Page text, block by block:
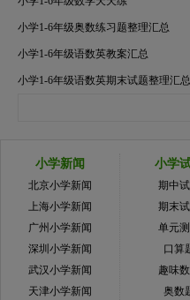
小学1-6年级奥数练习题整理汇总
小学1-6年级语数英教案汇总
小学1-6年级语数英期末试题整理汇总
小学新闻
北京小学新闻
上海小学新闻
广州小学新闻
深圳小学新闻
武汉小学新闻
天津小学新闻
小学
期中
期末
单元
口算
趣味
奥数